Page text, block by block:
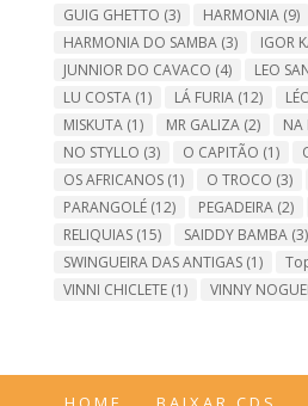
GUIG GHETTO (3) HARMONIA(9)
HARMONIA DO SAMBA(3) IGOR
JUNNIOR DO CAVACO (4) LEO
LU COSTA(1) LÁ FURIA(12)
MISKUTA(1) MR GALIZA(2) NA
NO STYLLO (3) O CAPITÃO (1)
OS AFRICANOS(1) O TROCO (3)
PARANGOLÉ(12) PEGADEIRA(2)
RELIQUIAS(15) SAIDDY BAMBA(3)
SWINGUEIRA DAS ANTIGAS(1)
VINNI CHICLETE(1) VINNY